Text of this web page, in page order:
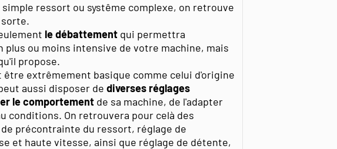
ressort ou systême complexe, on retrouve
le débattement qui permettra
ou moins intensive de votre machine, mais
propose.
extrêmement basique comme celui d'origine
aussi disposer de diverses réglages
le comportement de sa machine, de l'adapter
conditions. On retrouvera pour celà des
précontrainte du ressort, réglage de
et haute vitesse, ainsi que réglage de détente,